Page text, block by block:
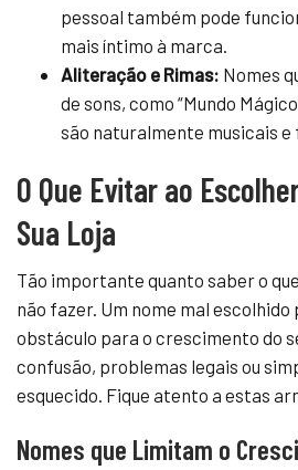
pessoal também pode
mais íntimo à marca.
Aliteração e Rimas: Nomes
de sons, como “Mundo
são naturalmente musicais e
O Que Evitar ao
Sua Loja
Tão importante quanto saber o
não fazer. Um nome mal escolhido
obstáculo para o crescimento do
confusão, problemas legais ou
esquecido. Fique atento a estas
Nomes que Limitam o